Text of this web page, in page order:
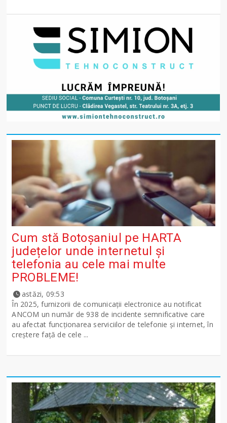
Cum stă Botoșaniul pe HARTA
județelor unde internetul și
telefonia au cele mai multe
PROBLEME!
astăzi, 09:53
În 2025, furnizorii de comunicații electronice au notificat
ANCOM un număr de 938 de incidente semnificative care
au afectat funcționarea serviciilor de telefonie și internet, în
creștere față de cele ...